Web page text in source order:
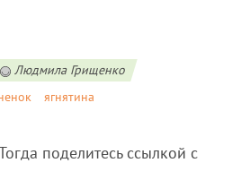
Людмила Грищенко
ягнятина
поделитесь ссылкой с